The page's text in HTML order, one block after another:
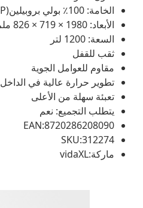
الخامة: 100٪ بولي بروبيلين(PP)
الأبعاد: 1980 × 719 × 826 ملم (الطول × العرض × الارتفاع)
السعة: 1200 لتر
ثقب للقفل
مقاوم للعوامل الجوية
تطوير حرارة عالية في الداخل
تعبئة سهلة من الأعلى
يتطلب التجميع: نعم
EAN:8720286208090
SKU:312274
ماركة:vidaXL